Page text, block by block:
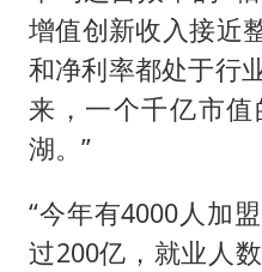
增值创新收入接近
和净利率都处于行
来，一个千亿市
湖。”
“今年有4000人加
过200亿，就业人